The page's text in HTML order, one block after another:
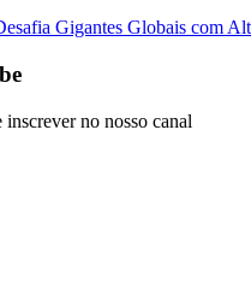
Gigantes Globais com
no nosso canal